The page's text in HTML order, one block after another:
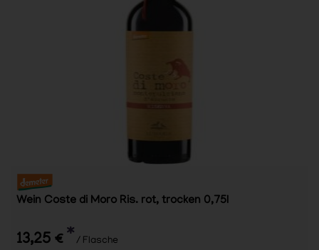
Wein Coste di Moro Ris. rot, trocken 0,75l
13,25 € * / Flasche